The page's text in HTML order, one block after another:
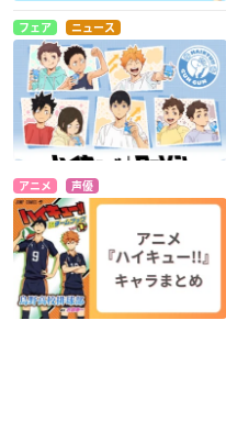
フェア ニュース
アニメ 声優